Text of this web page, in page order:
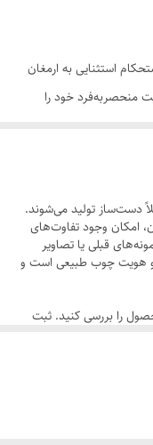
استثنایی به ارمغان
منحصربه‌فرد خود را
، به راحتی با
می‌شود و تبدیل به
حالی که فضای پشت درب
دست‌ساز تولید می‌شوند.
امکان وجود تفاوت‌های
قبلی یا تصاویر
و هویت چوب طبیعی است و
را بررسی کنید. ثبت